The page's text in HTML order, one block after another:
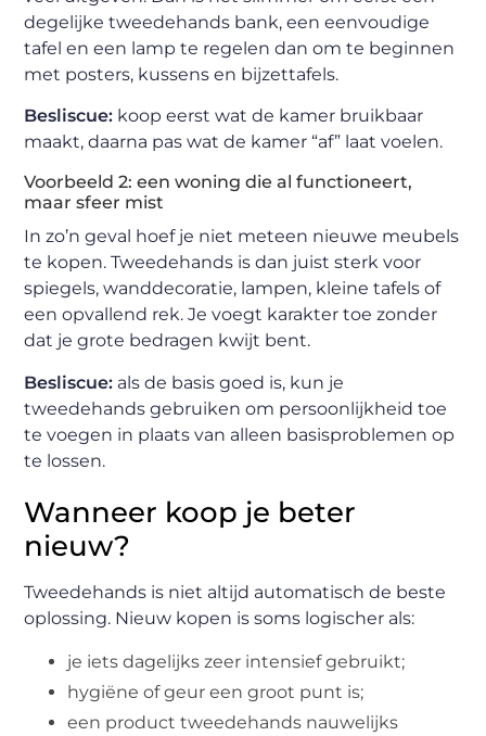
degelijke tweedehands bank, een eenvoudige
tafel en een lamp te regelen dan om te beginnen
met posters, kussens en bijzettafels.
Besliscue: koop eerst wat de kamer bruikbaar
maakt, daarna pas wat de kamer “af” laat voelen.
Voorbeeld 2: een woning die al functioneert,
maar sfeer mist
In zo’n geval hoef je niet meteen nieuwe meubels
te kopen. Tweedehands is dan juist sterk voor
spiegels, wanddecoratie, lampen, kleine tafels of
een opvallend rek. Je voegt karakter toe zonder
dat je grote bedragen kwijt bent.
Besliscue: als de basis goed is, kun je
tweedehands gebruiken om persoonlijkheid toe
te voegen in plaats van alleen basisproblemen op
te lossen.
Wanneer koop je beter
nieuw?
Tweedehands is niet altijd automatisch de beste
oplossing. Nieuw kopen is soms logischer als:
je iets dagelijks zeer intensief gebruikt;
hygiëne of geur een groot punt is;
een product tweedehands nauwelijks